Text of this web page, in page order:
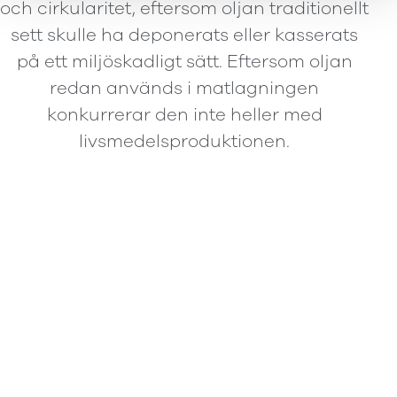
och cirkularitet, eftersom oljan traditionellt
sett skulle ha deponerats eller kasserats
på ett miljöskadligt sätt. Eftersom oljan
redan används i matlagningen
konkurrerar den inte heller med
livsmedelsproduktionen.